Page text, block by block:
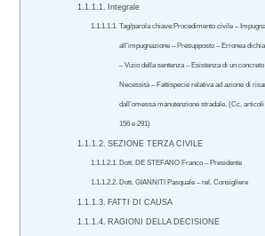
Integrale
Tag/parola chiave:Procedimento civile –
all’impugnazione – Presupposto – Erronea
– Vizio della sentenza – Esistenza di un
Necessità – Fattispecie relativa ad azione di
dall’omessa manutenzione stradale. (Cc,
156 e 291)
SEZIONE TERZA CIVILE
Dott. DE STEFANO Franco – Presidente
Dott. GIANNITI Pasquale – rel. Consigliere
FATTI DI CAUSA
RAGIONI DELLA DECISIONE